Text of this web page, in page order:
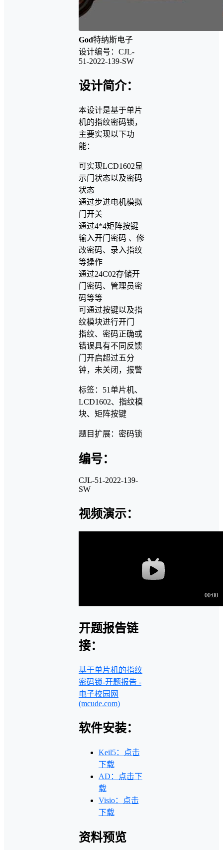
God特纳斯电子
设计编号：CJL-
51-2022-139-SW
设计简介：
本设计是基于单片
机的指纹密码锁，
主要实现以下功
能：
可实现LCD1602显
示门状态以及密码
状态
通过步进电机模拟
门开关
通过4*4矩阵按键
输入开门密码 、修
改密码、录入指纹
等操作
通过24C02存储开
门密码、管理员密
码等等
可通过按键以及指
纹模块进行开门
指纹、密码正确或
错误具有不同反馈
门开启超过五分
钟，未关闭，报警
标签：51单片机、
LCD1602、指纹模
块、矩阵按键
题目扩展：密码锁
编号：
CJL-51-2022-139-
SW
视频演示：
开题报告链
接：
基于单片机的指纹
密码锁-开题报告 -
电子校园网
(mcude.com)
软件安装：
Keil5：点击
下载
AD：点击下
载
Visio：点击
下载
资料预览